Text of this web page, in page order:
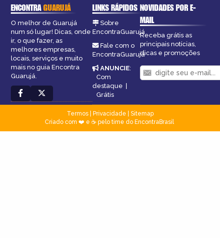
ENCONTRAGUARUJÁ
O melhor de Guarujá
num só lugar! Dicas, onde
ir, o que fazer, as
melhores empresas,
locais, serviços e muito
mais no guia Encontra
Guarujá.
LINKS RÁPIDOS
Sobre
EncontraGuarujá
Fale com o
EncontraGuarujá
ANUNCIE:
Com
destaque |
Grátis
NOVIDADES POR E-
MAIL
Receba grátis as
principais notícias,
dicas e promoções
Termos| Privacidade
Sitemap
Criado com ❤️ e ☕ pelo time do EncontraBrasil